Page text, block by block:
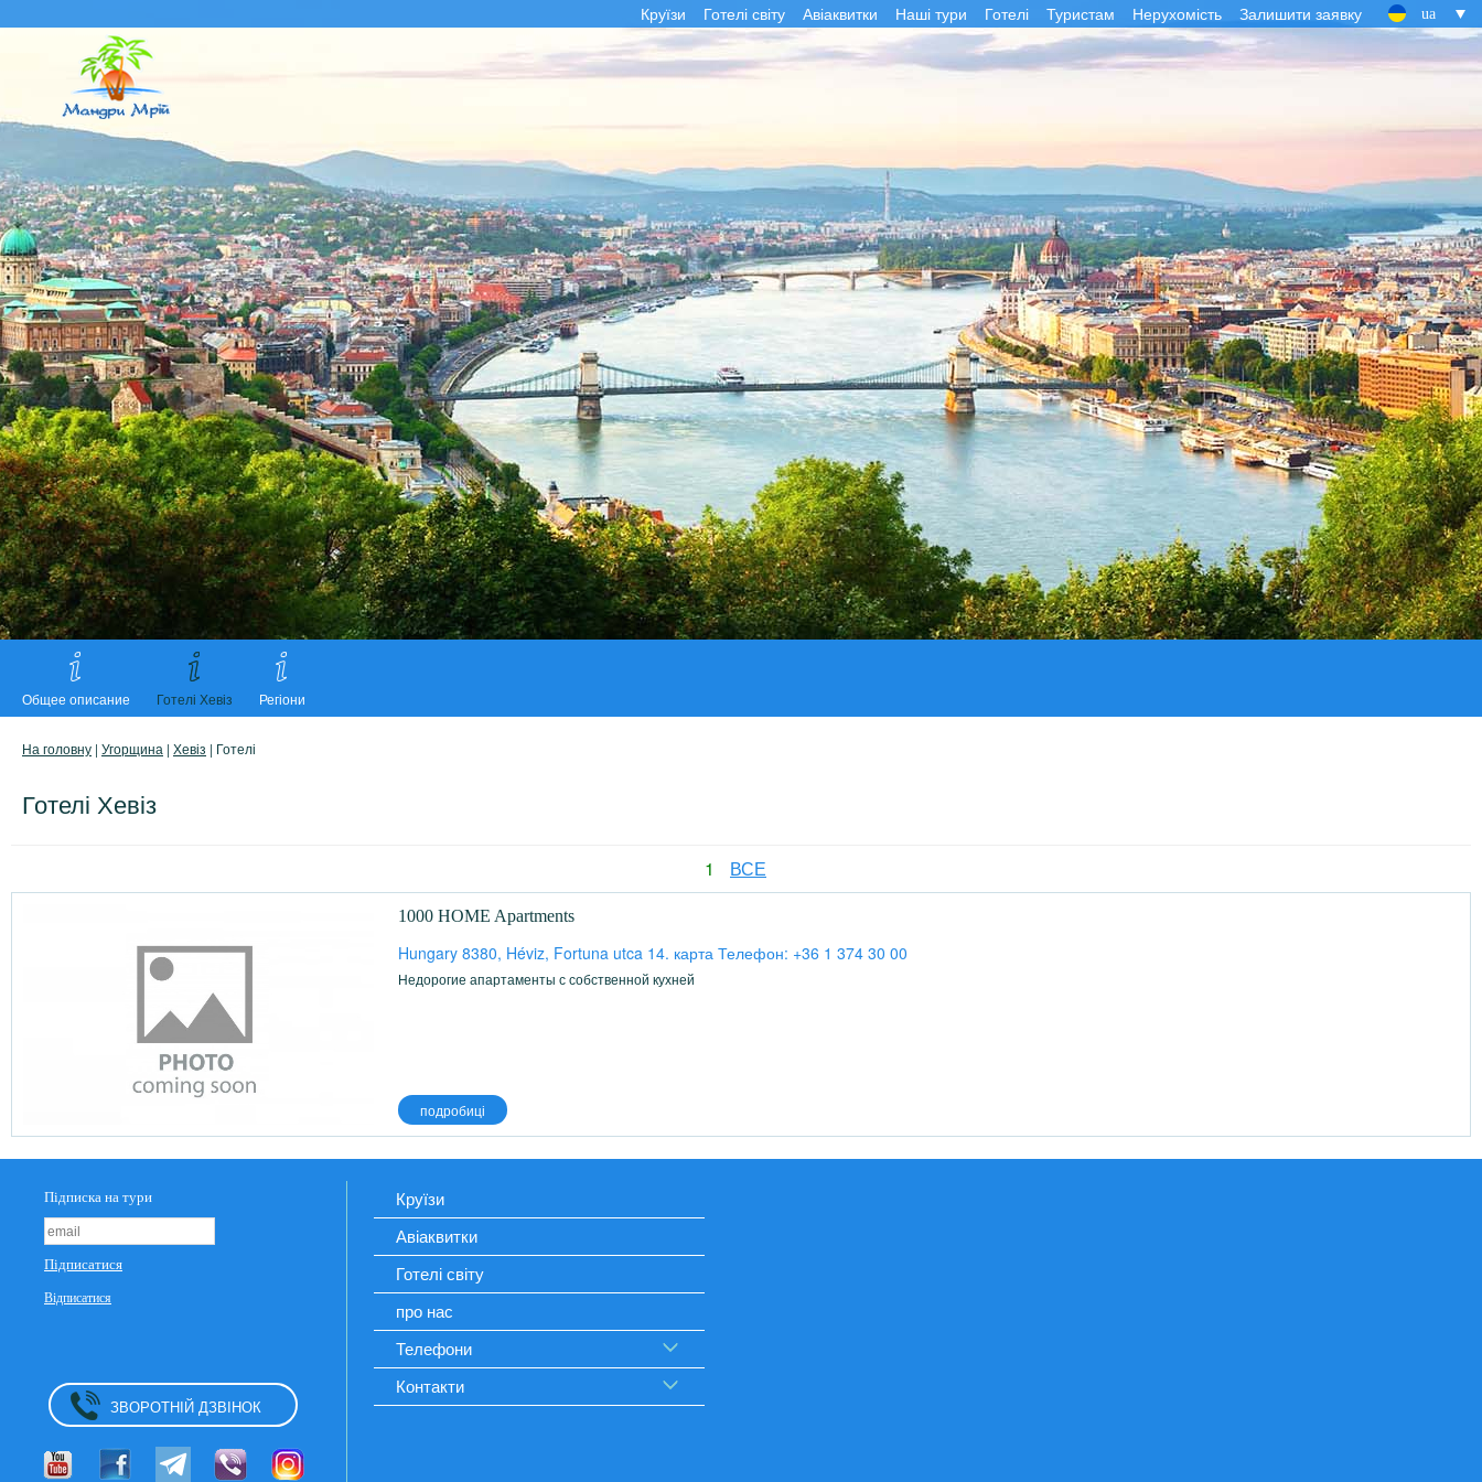
Круїзи Готелі світу Авіаквитки Наші тури Готелі Туристам Нерухомість Залишити заявку ua
Общее описание Готелі Хевіз Регіони
На головну | Угорщина | Хевіз | Готелі
Готелі Хевіз
1 ВСЕ
1000 HOME Apartments
Hungary 8380, Héviz, Fortuna utca 14. карта Телефон: +36 1 374 30 00
Недорогие апартаменты с собственной кухней
подробиці
ЗВОРОТНІЙ ДЗВІНОК
Круїзи
Авіаквитки
Готелі світу
про нас
Телефони
Контакти